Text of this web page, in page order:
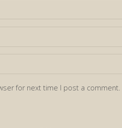
for next time I post a comment.